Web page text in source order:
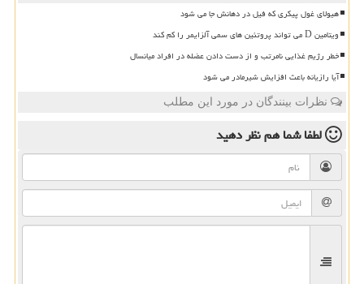
هیولای غول پیکری که فیل در دهانش جا می شود
ویتامین D می تواند پروتئین های سمی آلزایمر را کم کند
خطر رژیم غذایی نامرتب و از دست دادن عضله در افراد میانسال
آیا رازیانه باعث افزایش شیرمادر می شود
نظرات بینندگان در مورد این مطلب
لطفا شما همنظر دهید